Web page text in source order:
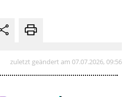
zuletzt geändert am 07.07.2026, 09:56